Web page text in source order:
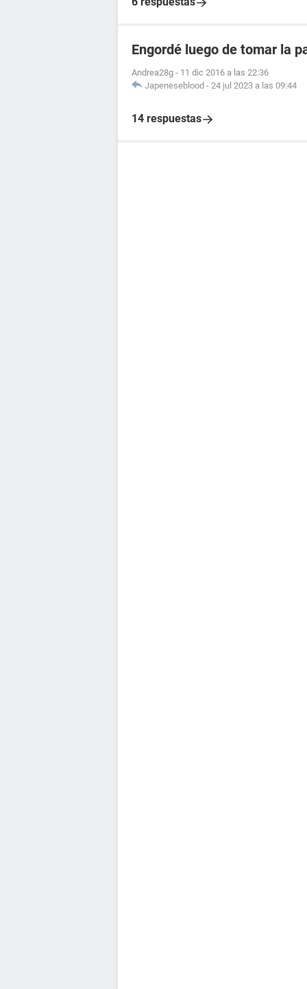
Engordé luego de tomar la
Andrea28g - 11 dic 2016 a las 22:36
Japeneseblood - 24 jul 2023 a las 09:44
14 respuestas